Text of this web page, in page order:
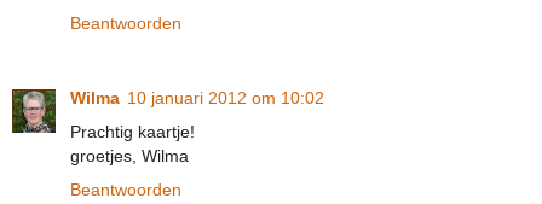
Beantwoorden
Wilma 10 januari 2012 om 10:02
Prachtig kaartje!
groetjes, Wilma
Beantwoorden